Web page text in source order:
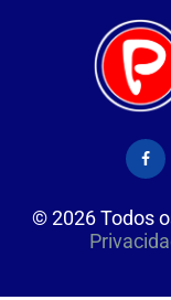
©2026Todos